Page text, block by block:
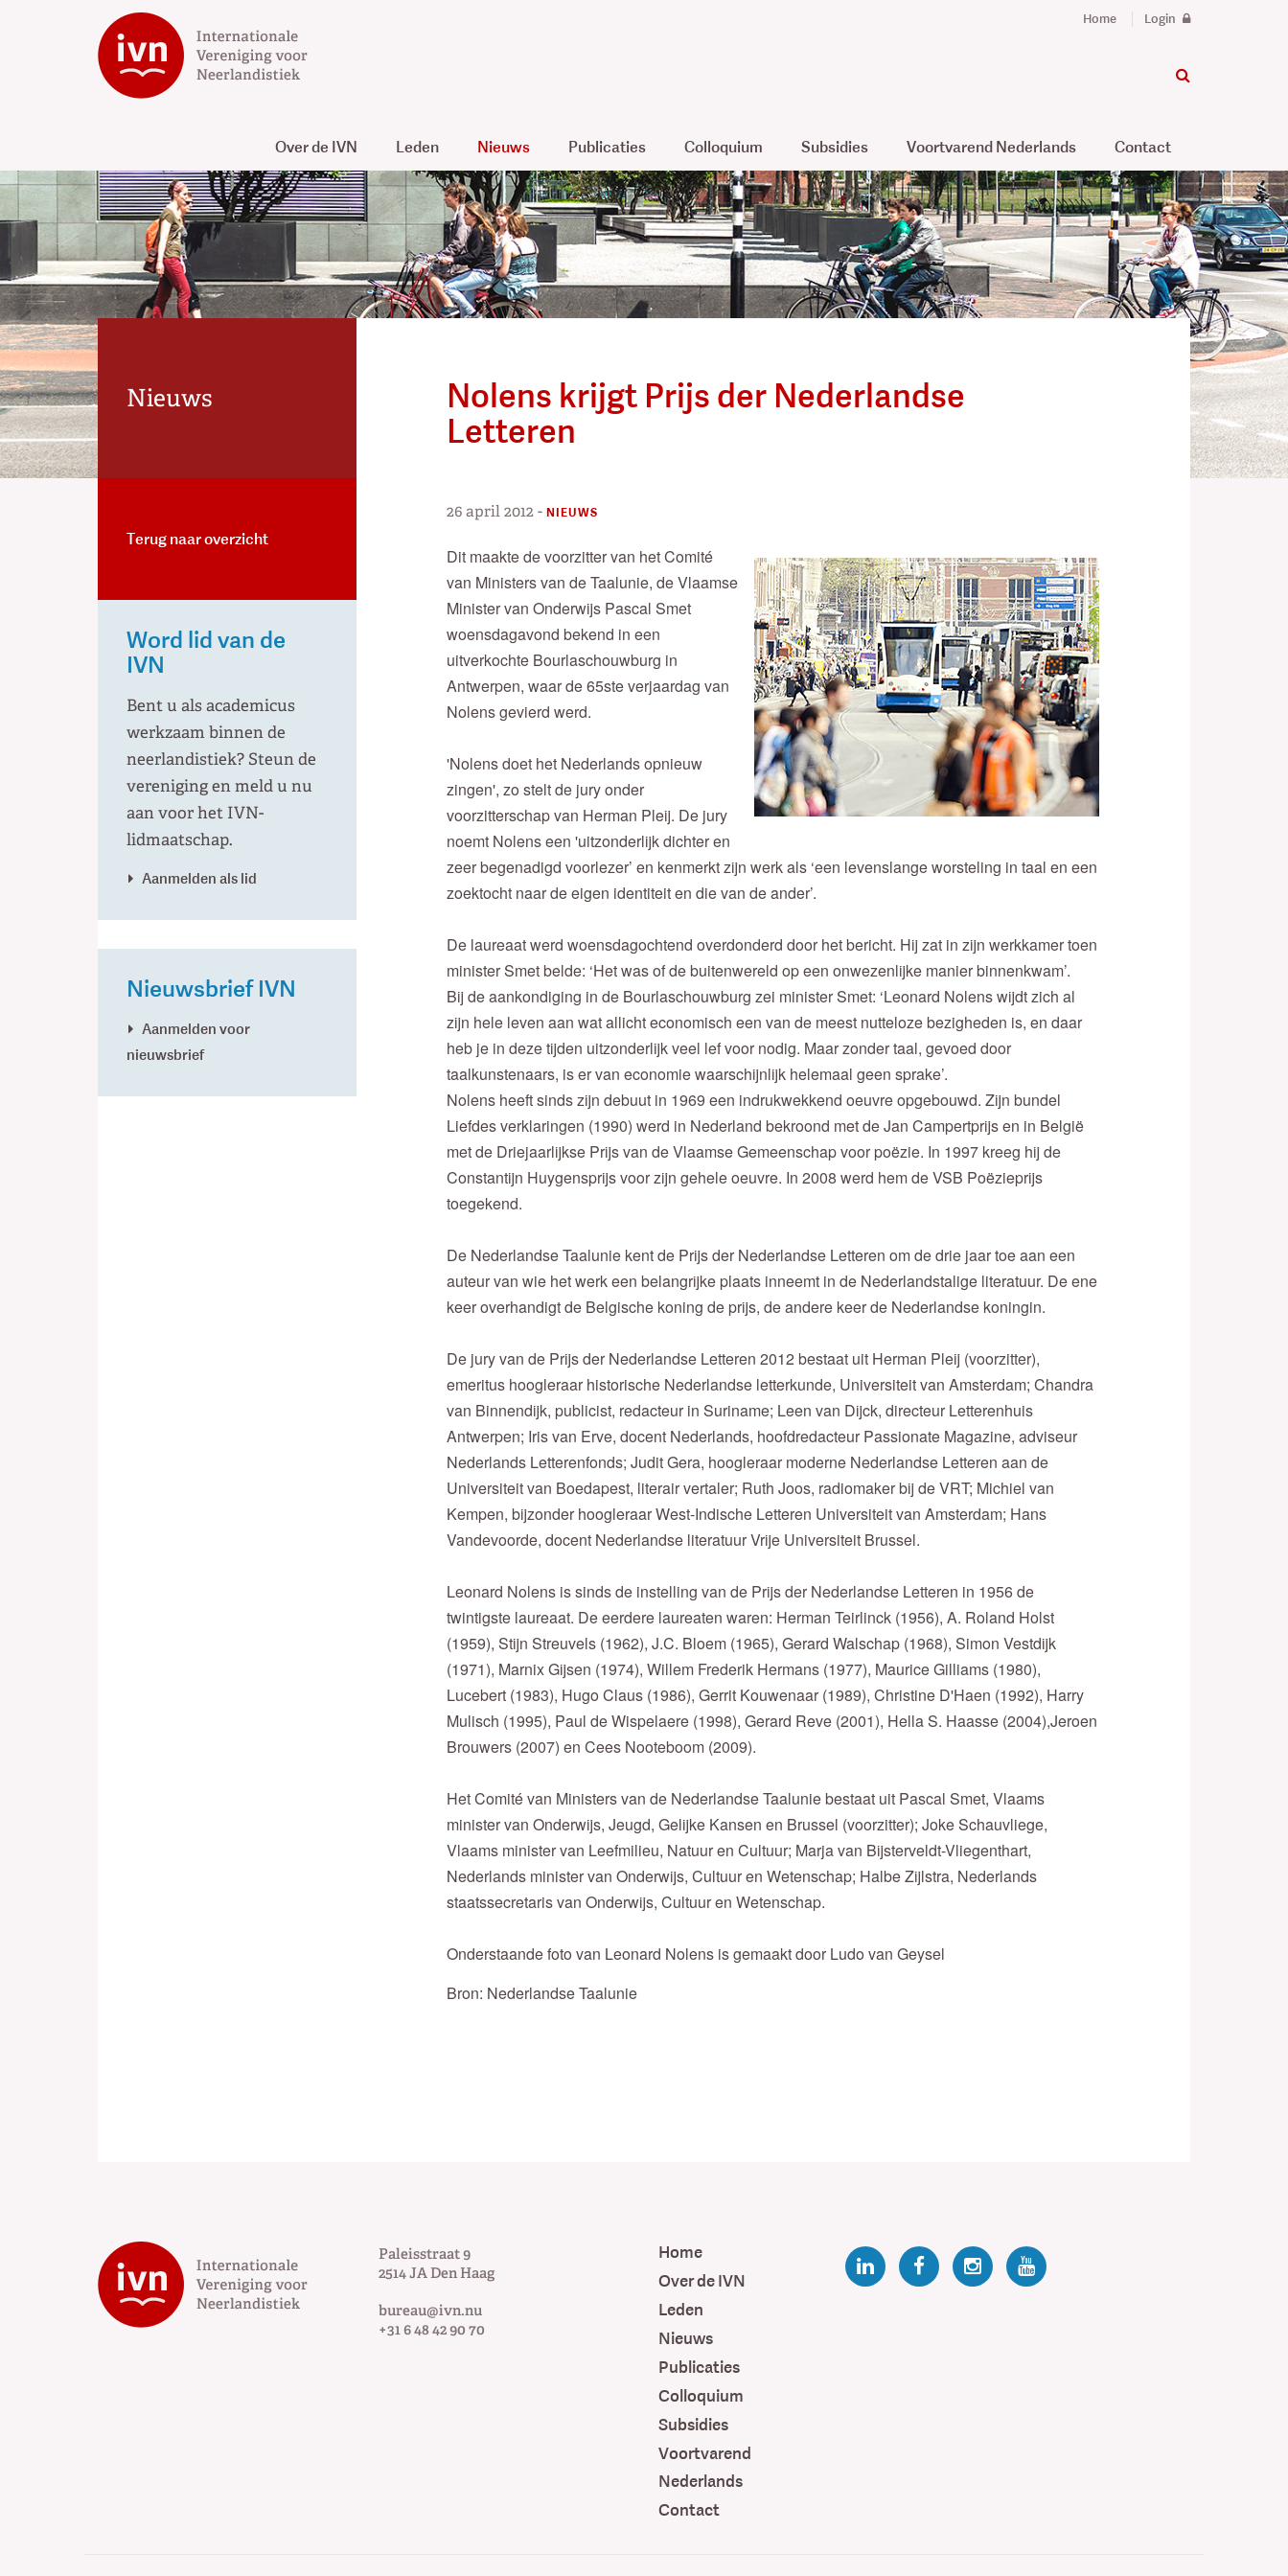
Home Login
Over de IVN Leden Nieuws Publicaties Colloquium Subsidies Voortvarend Nederlands Contact
Nolens krijgt Prijs der Nederlandse
Letteren
26 april 2012 - NIEUWS
Dit maakte de voorzitter van het Comité
van Ministers van de Taalunie, de Vlaamse
Minister van Onderwijs Pascal Smet
woensdagavond bekend in een
uitverkochte Bourlaschouwburg in
Antwerpen, waar de 65ste verjaardag van
Nolens gevierd werd.
'Nolens doet het Nederlands opnieuw
zingen', zo stelt de jury onder
voorzitterschap van Herman Pleij. De jury
noemt Nolens een 'uitzonderlijk dichter en
zeer begenadigd voorlezer’ en kenmerkt zijn werk als ‘een levenslange worsteling in taal en een
zoektocht naar de eigen identiteit en die van de ander’.
De laureaat werd woensdagochtend overdonderd door het bericht. Hij zat in zijn werkkamer toen
minister Smet belde: ‘Het was of de buitenwereld op een onwezenlijke manier binnenkwam’.
Bij de aankondiging in de Bourlaschouwburg zei minister Smet: ‘Leonard Nolens wijdt zich al
zijn hele leven aan wat allicht economisch een van de meest nutteloze bezigheden is, en daar
heb je in deze tijden uitzonderlijk veel lef voor nodig. Maar zonder taal, gevoed door
taalkunstenaars, is er van economie waarschijnlijk helemaal geen sprake’.
Nolens heeft sinds zijn debuut in 1969 een indrukwekkend oeuvre opgebouwd. Zijn bundel
Liefdes verklaringen (1990) werd in Nederland bekroond met de Jan Campertprijs en in België
met de Driejaarlijkse Prijs van de Vlaamse Gemeenschap voor poëzie. In 1997 kreeg hij de
Constantijn Huygensprijs voor zijn gehele oeuvre. In 2008 werd hem de VSB Poëzieprijs
toegekend.
De Nederlandse Taalunie kent de Prijs der Nederlandse Letteren om de drie jaar toe aan een
auteur van wie het werk een belangrijke plaats inneemt in de Nederlandstalige literatuur. De ene
keer overhandigt de Belgische koning de prijs, de andere keer de Nederlandse koningin.
De jury van de Prijs der Nederlandse Letteren 2012 bestaat uit Herman Pleij (voorzitter),
emeritus hoogleraar historische Nederlandse letterkunde, Universiteit van Amsterdam; Chandra
van Binnendijk, publicist, redacteur in Suriname; Leen van Dijck, directeur Letterenhuis
Antwerpen; Iris van Erve, docent Nederlands, hoofdredacteur Passionate Magazine, adviseur
Nederlands Letterenfonds; Judit Gera, hoogleraar moderne Nederlandse Letteren aan de
Universiteit van Boedapest, literair vertaler; Ruth Joos, radiomaker bij de VRT; Michiel van
Kempen, bijzonder hoogleraar West-Indische Letteren Universiteit van Amsterdam; Hans
Vandevoorde, docent Nederlandse literatuur Vrije Universiteit Brussel.
Leonard Nolens is sinds de instelling van de Prijs der Nederlandse Letteren in 1956 de
twintigste laureaat. De eerdere laureaten waren: Herman Teirlinck (1956), A. Roland Holst
(1959), Stijn Streuvels (1962), J.C. Bloem (1965), Gerard Walschap (1968), Simon Vestdijk
(1971), Marnix Gijsen (1974), Willem Frederik Hermans (1977), Maurice Gilliams (1980),
Lucebert (1983), Hugo Claus (1986), Gerrit Kouwenaar (1989), Christine D'Haen (1992), Harry
Mulisch (1995), Paul de Wispelaere (1998), Gerard Reve (2001), Hella S. Haasse (2004),Jeroen
Brouwers (2007) en Cees Nooteboom (2009).
Het Comité van Ministers van de Nederlandse Taalunie bestaat uit Pascal Smet, Vlaams
minister van Onderwijs, Jeugd, Gelijke Kansen en Brussel (voorzitter); Joke Schauvliege,
Vlaams minister van Leefmilieu, Natuur en Cultuur; Marja van Bijsterveldt-Vliegenthart,
Nederlands minister van Onderwijs, Cultuur en Wetenschap; Halbe Zijlstra, Nederlands
staatssecretaris van Onderwijs, Cultuur en Wetenschap.
Onderstaande foto van Leonard Nolens is gemaakt door Ludo van Geysel
Bron: Nederlandse Taalunie
Nieuws
Terug naar overzicht
Word lid van de
IVN
Bent u als academicus
werkzaam binnen de
neerlandistiek? Steun de
vereniging en meld u nu
aan voor het IVN-
lidmaatschap.
Aanmelden als lid
Nieuwsbrief IVN
Aanmelden voor
nieuwsbrief
Paleisstraat 9
2514 JADen Haag
bureau@ivn.nu
+31 6 48 42 90 70
Home
Over de IVN
Leden
Nieuws
Publicaties
Colloquium
Subsidies
Voortvarend
Nederlands
Contact